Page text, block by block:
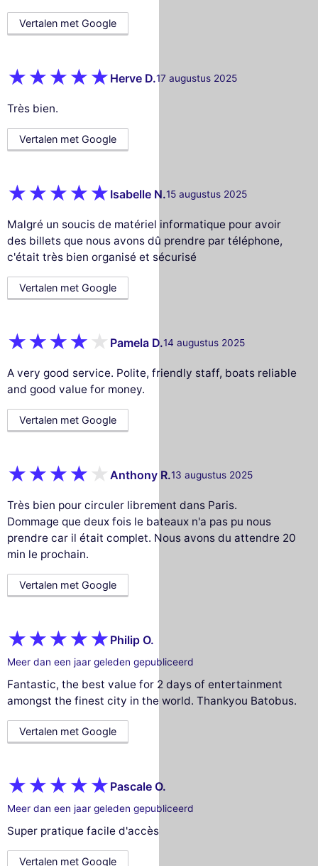
Vertalen met Google
Herve D.17 augustus 2025
Très bien.
Vertalen met Google
Isabelle N.15 augustus 2025
Malgré un soucis de matériel informatique pour avoir
des billets que nous avons dû prendre par téléphone,
c'était très bien organisé et sécurisé
Vertalen met Google
Pamela D.14 augustus 2025
A very good service. Polite, friendly staff, boats reliable
and good value for money.
Vertalen met Google
Anthony R.13 augustus 2025
Très bien pour circuler librement dans Paris.
Dommage que deux fois le bateaux n'a pas pu nous
prendre car il était complet. Nous avons du attendre 20
min le prochain.
Vertalen met Google
Philip O.
Meer dan een jaar geleden gepubliceerd
Fantastic, the best value for 2 days of entertainment
amongst the finest city in the world. Thankyou Batobus.
Vertalen met Google
Pascale O.
Meer dan een jaar geleden gepubliceerd
Super pratique facile d'accès
Vertalen met Google